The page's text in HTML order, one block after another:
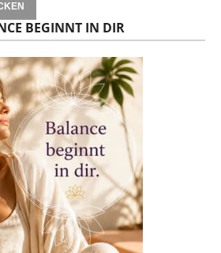
BEGINNT IN DIR